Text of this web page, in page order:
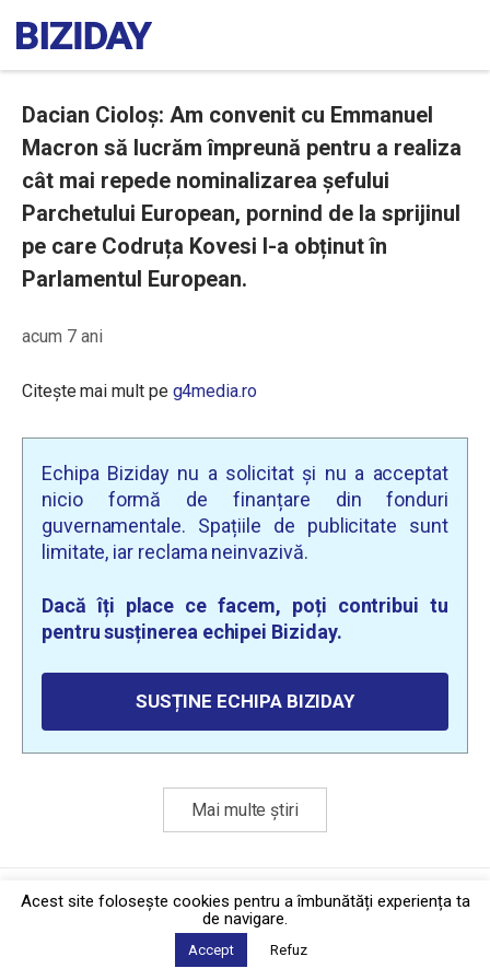
Dacian Cioloș: Am convenit cu Emmanuel
Macron să lucrăm împreună pentru a realiza
cât mai repede nominalizarea șefului
Parchetului European, pornind de la sprijinul
pe care Codruța Kovesi l-a obținut în
Parlamentul European.
acum 7 ani
Citește mai mult pe g4media.ro
Echipa Biziday nu a solicitat și nu a acceptat
nicio formă de finanțare din fonduri
guvernamentale. Spațiile de publicitate sunt
limitate, iar reclama neinvazivă.
Dacă îți place ce facem, poți contribui tu
pentru susținerea echipei Biziday.
SUSȚINE ECHIPA BIZIDAY
Mai multe știri
Politica de confidențialitate·Contact
2026 © Biziday
Acest site foloseşte cookies pentru a îmbunătăți experiența ta
de navigare.
Accept Refuz